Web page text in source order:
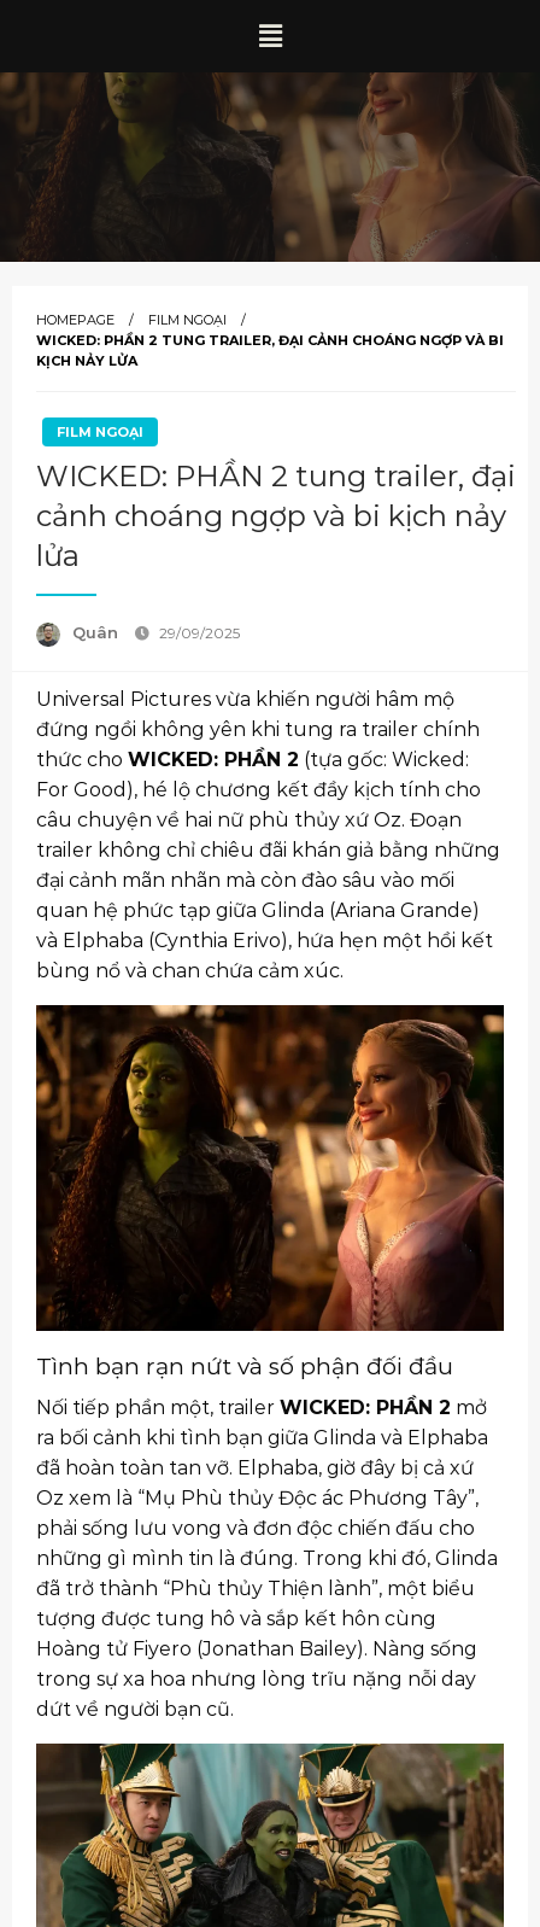
HOMEPAGE
FILM NGOẠI
WICKED: PHẦN 2 TUNG TRAILER, ĐẠI CẢNH CHOÁNG NGỢP VÀ BI
KỊCH NẢY LỬA
FILM NGOẠI
WICKED: PHẦN 2 tung trailer, đại
cảnh choáng ngợp và bi kịch nảy
lửa
Quân 29/09/2025
Universal Pictures vừa khiến người hâm mộ
đứng ngồi không yên khi tung ra trailer chính
thức cho WICKED: PHẦN 2 (tựa gốc: Wicked:
For Good), hé lộ chương kết đầy kịch tính cho
câu chuyện về hai nữ phù thủy xứ Oz. Đoạn
trailer không chỉ chiêu đãi khán giả bằng những
đại cảnh mãn nhãn mà còn đào sâu vào mối
quan hệ phức tạp giữa Glinda (Ariana Grande)
và Elphaba (Cynthia Erivo), hứa hẹn một hồi kết
bùng nổ và chan chứa cảm xúc.
Tình bạn rạn nứt và số phận đối đầu
Nối tiếp phần một, trailer WICKED: PHẦN 2 mở
ra bối cảnh khi tình bạn giữa Glinda và Elphaba
đã hoàn toàn tan vỡ. Elphaba, giờ đây bị cả xứ
Oz xem là “Mụ Phù thủy Độc ác Phương Tây”,
phải sống lưu vong và đơn độc chiến đấu cho
những gì mình tin là đúng. Trong khi đó, Glinda
đã trở thành “Phù thủy Thiện lành”, một biểu
tượng được tung hô và sắp kết hôn cùng
Hoàng tử Fiyero (Jonathan Bailey). Nàng sống
trong sự xa hoa nhưng lòng trĩu nặng nỗi day
dứt về người bạn cũ.